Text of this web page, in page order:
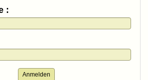
Benutzername :
Anmelden